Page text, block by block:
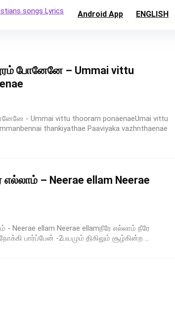
Android App ENGLISH
போனேனே – Ummai vittu
- Ummai vittu thooram ponaenaeUmai vittu
thankiyathae Paaviyaka vazhnthaenae
எல்லாம் – Neerae ellam Neerae
- Neerae ellam Neerae ellamநீரே எல்லாம் நீரே
பார்ப்பேன் -2பயமும் திகிலும் சூழ்கின்ற ...